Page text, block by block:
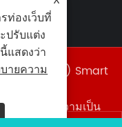
Kong (GZ) Smart
ลิขสิทธิ์.
นโยบายความเป็น
ท่องเว็บที่
ปรับแต่ง
แสดงว่า
ายความ